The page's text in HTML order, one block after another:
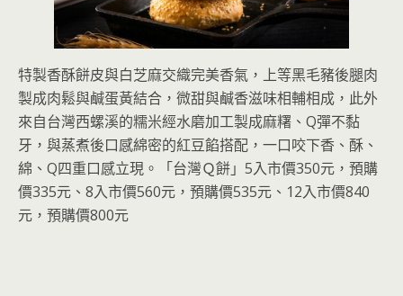
特製香酥餅皮與白芝麻交織完美香氣，上等黑毛豬後腿肉
製成肉鬆與鹹蛋黃結合，微甜與鹹香滋味相輔相成，此外
來自台灣西螺溪的糯米經水磨加工製成麻糬、Q彈不黏
牙，與蒸煮後口感綿密的紅豆餡搭配，一口咬下香、酥、
綿、Q四重口感立現。「台灣Ｑ餅」5入市價350元，預購
價335元、8入市價560元，預購價535元、12入市價840
元，預購價800元